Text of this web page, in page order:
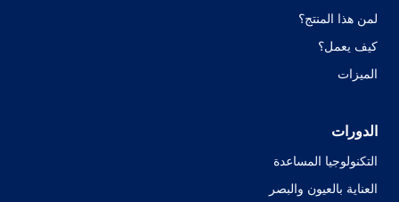
لمن هذا المنتج؟
كيف يعمل؟
الميزات
الدورات
التكنولوجيا المساعدة
العناية بالعيون والبصر